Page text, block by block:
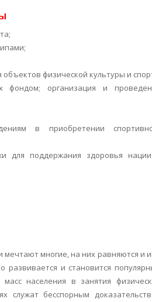
физической культуры и
фондом; организация и
в приобретении
для поддержания здоровья
многие, на них равняются и
и становится
населения в занятия
служат бесспорным